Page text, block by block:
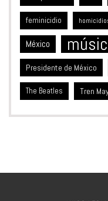
feminicidio
México
Presidente de México
The Beatles Tren